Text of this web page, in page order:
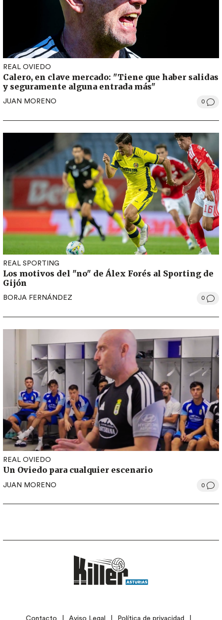
REAL OVIEDO
Calero, en clave mercado: "Tiene que haber salidas
y seguramente alguna entrada más"
JUAN MORENO 0
REAL SPORTING
Los motivos del "no" de Álex Forés al Sporting de
Gijón
BORJA FERNÁNDEZ 0
REAL OVIEDO
Un Oviedo para cualquier escenario
JUAN MORENO 0
LEGALContacto Aviso Legal Política de privacidad